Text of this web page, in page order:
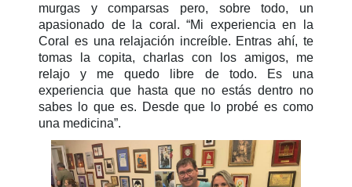
murgas y comparsas pero, sobre todo, un
apasionado de la coral. “Mi experiencia en la
Coral es una relajación increíble. Entras ahí, te
tomas la copita, charlas con los amigos, me
relajo y me quedo libre de todo. Es una
experiencia que hasta que no estás dentro no
sabes lo que es. Desde que lo probé es como
una medicina”.